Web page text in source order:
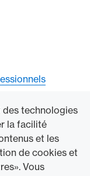
technologies
la facilité
et les
de cookies et
Vous